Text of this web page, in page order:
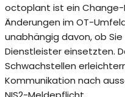
octoplant ist ein
Änderungen im OT-
unabhängig davon, ob
Dienstleister einsetzten.
Schwachstellen
Kommunikation nach